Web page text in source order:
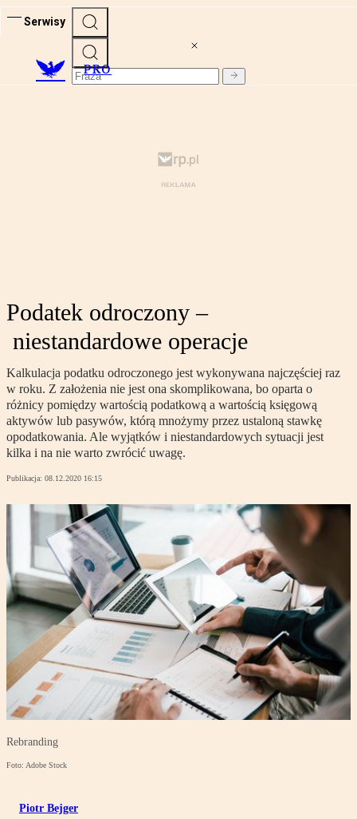
Serwisy
PRO
Podatek odroczony –
niestandardowe operacje
Kalkulacja podatku odroczonego jest wykonywana najczęściej raz
w roku. Z założenia nie jest ona skomplikowana, bo oparta o
różnicy pomiędzy wartością podatkową a wartością księgową
aktywów lub pasywów, którą mnożymy przez ustaloną stawkę
opodatkowania. Ale wyjątków i niestandardowych sytuacji jest
kilka i na nie warto zwrócić uwagę.
Publikacja: 08.12.2020 16:15
Rebranding
Foto: Adobe Stock
Piotr Bejger